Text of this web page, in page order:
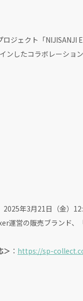
ジェクト「NIJISANJI
したコラボレーション
年3月21日（金）
運営の販売ブランド、
＞ ： https://sp-